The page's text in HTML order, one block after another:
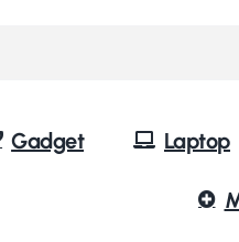
Gadget Laptop